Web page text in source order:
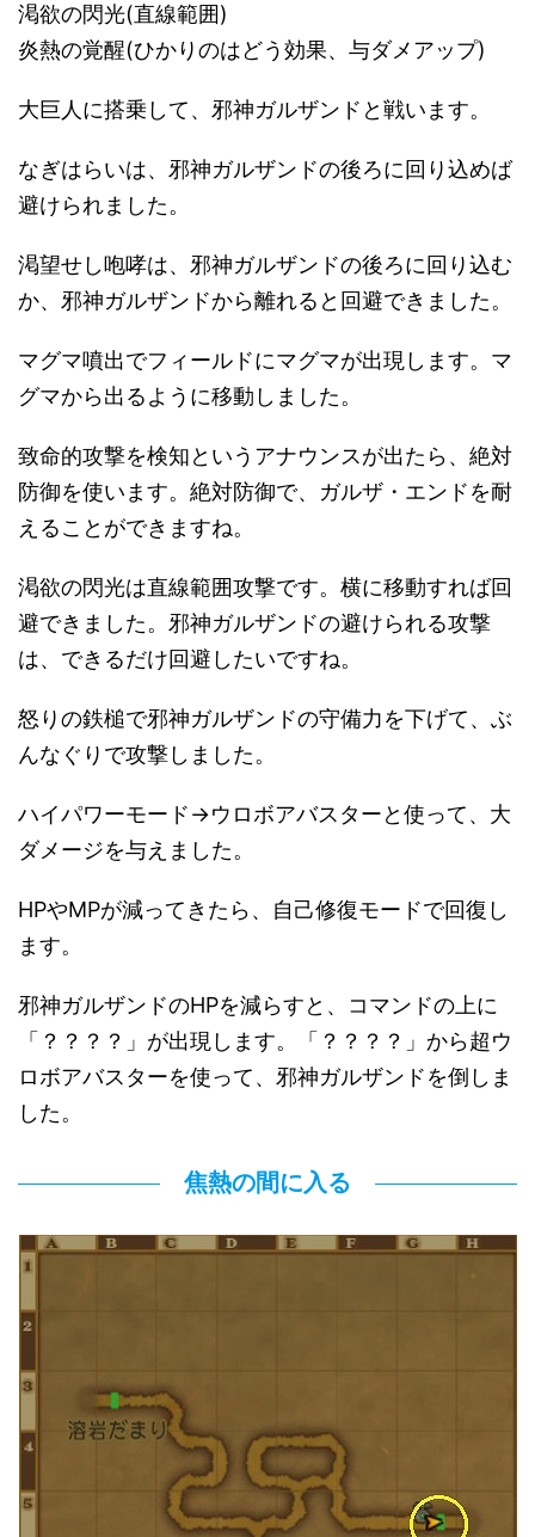
渇欲の閃光(直線範囲)
炎熱の覚醒(ひかりのはどう効果、与ダメアップ)
大巨人に搭乗して、邪神ガルザンドと戦います。
なぎはらいは、邪神ガルザンドの後ろに回り込めば
避けられました。
渇望せし咆哮は、邪神ガルザンドの後ろに回り込む
か、邪神ガルザンドから離れると回避できました。
マグマ噴出でフィールドにマグマが出現します。マ
グマから出るように移動しました。
致命的攻撃を検知というアナウンスが出たら、絶対
防御を使います。絶対防御で、ガルザ・エンドを耐
えることができますね。
渇欲の閃光は直線範囲攻撃です。横に移動すれば回
避できました。邪神ガルザンドの避けられる攻撃
は、できるだけ回避したいですね。
怒りの鉄槌で邪神ガルザンドの守備力を下げて、ぶ
んなぐりで攻撃しました。
ハイパワーモード→ウロボアバスターと使って、大
ダメージを与えました。
HPやMPが減ってきたら、自己修復モードで回復し
ます。
邪神ガルザンドのHPを減らすと、コマンドの上に
「？？？？」が出現します。「？？？？」から超ウ
ロボアバスターを使って、邪神ガルザンドを倒しま
した。
焦熱の間に入る